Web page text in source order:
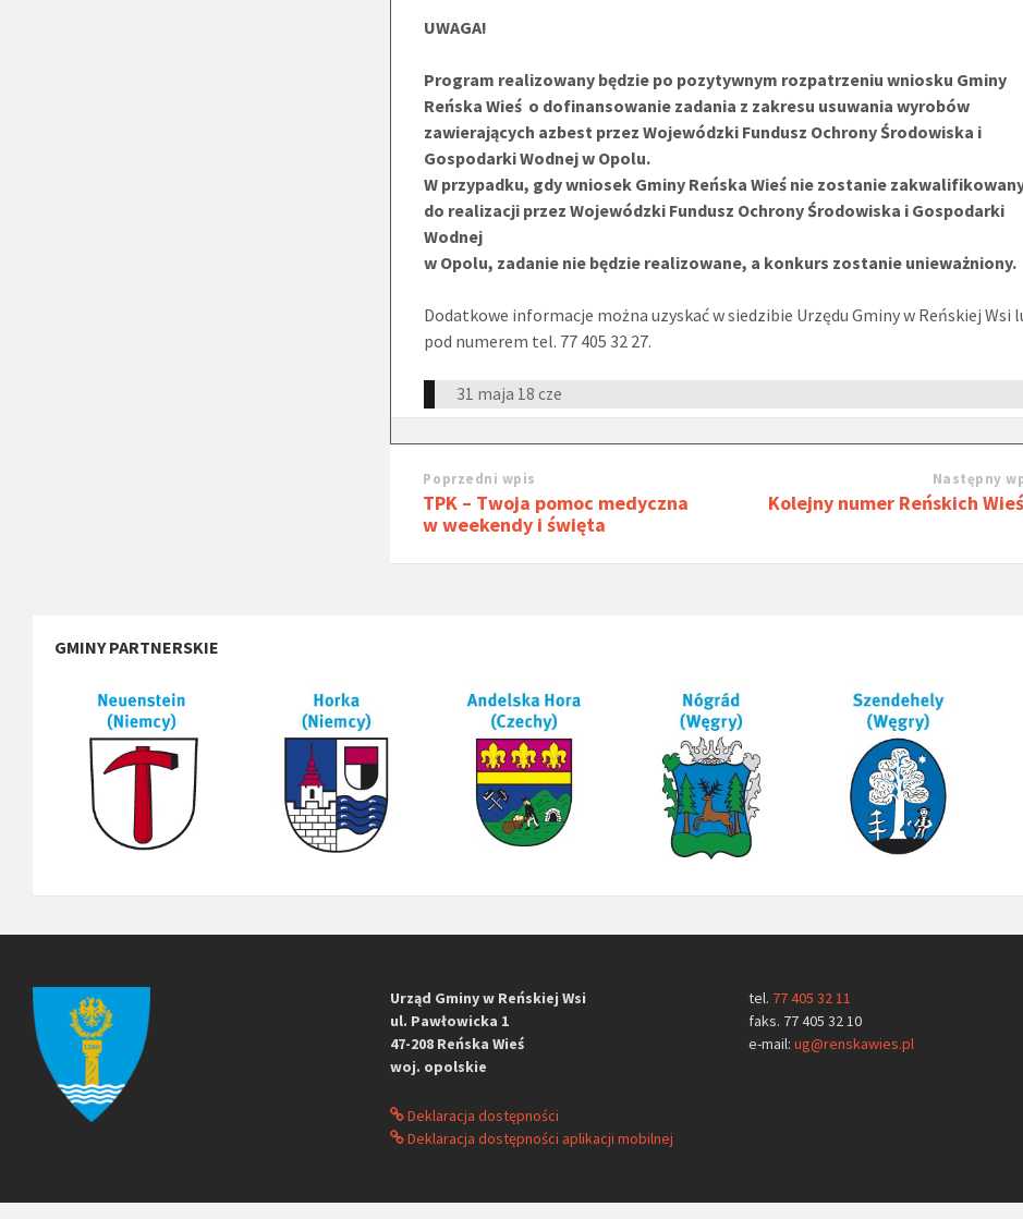
UWAGA!
Program realizowany będzie po pozytywnym rozpatrzeniu wniosku Gminy
Reńska Wieś o dofinansowanie zadania z zakresu usuwania wyrobów
zawierających azbest przez Wojewódzki Fundusz Ochrony Środowiska i
Gospodarki Wodnej w Opolu.
W przypadku, gdy wniosek Gminy Reńska Wieś nie zostanie
do realizacji przez Wojewódzki Fundusz Ochrony Środowiska i Gospodarki
Wodnej
w Opolu, zadanie nie będzie realizowane, a konkurs zostanie unieważniony.
Dodatkowe informacje można uzyskać w siedzibie Urzędu Gminy w Reńskiej Wsi
pod numerem tel. 77 405 32 27.
31 maja 18 cze
Poprzedni wpis
TPK – Twoja pomoc medyczna
w weekendy i święta
Następny
Kolejny numer Reńskich
GMINY PARTNERSKIE
Urząd Gminy w Reńskiej Wsi
ul. Pawłowicka 1
47-208 Reńska Wieś
woj. opolskie
Deklaracja dostępności
Deklaracja dostępności aplikacji mobilnej
tel. 77 405 32 11
faks. 77 405 32 10
e-mail: ug@renskawies.pl